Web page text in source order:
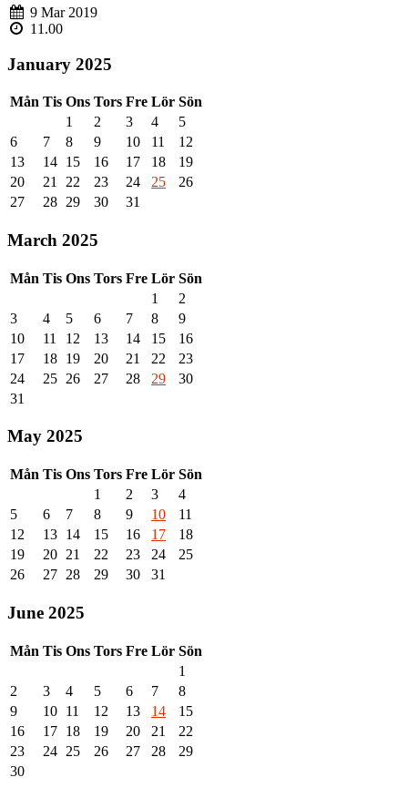
9 Mar 2019
11.00
January 2025
Mån Tis Ons Tors Fre Lör Sön
1
2 3 4
5
6
7 8 9 10 11
12
13
14 15 16 17 18
19
20
21 22 23 24 25
26
27
28 29 30 31
March 2025
Mån Tis Ons Tors Fre Lör Sön
1
2
3
4 5 6 7 8
9
10
11 12 13 14 15
16
17
18 19 20 21 22
23
24
25 26 27 28 29
30
31
May 2025
Mån Tis Ons Tors Fre Lör Sön
1
2 3
4
5
6 7 8 9 10
11
12
13 14 15 16 17
18
19
20 21 22 23 24
25
26
27 28 29 30 31
June 2025
Mån Tis Ons Tors Fre Lör Sön
1
2
3 4 5 6 7
8
9
10 11 12 13 14
15
16
17 18 19 20 21
22
23
24 25 26 27 28
29
30